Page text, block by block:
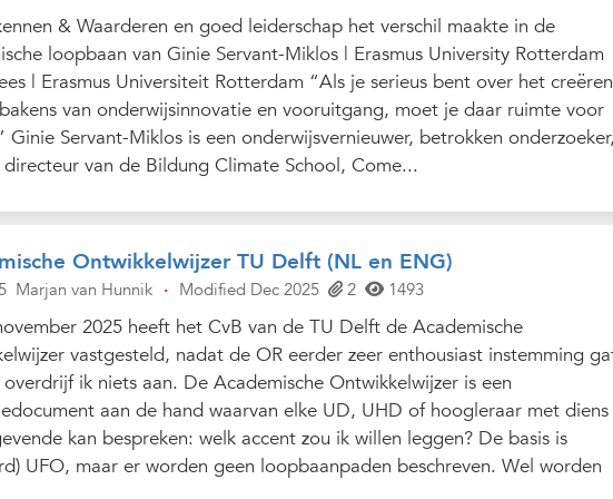
& Waarderen en goed leiderschap het verschil maakte in de
loopbaan van Ginie Servant-Miklos | Erasmus University Rotterdam
| Erasmus Universiteit Rotterdam “Als je serieus bent over het
van onderwijsinnovatie en vooruitgang, moet je daar ruimte voor
Ginie Servant-Miklos is een onderwijsvernieuwer, betrokken
van de Bildung Climate School, Come...
Ontwikkelwijzer TU Delft (NL en ENG)
Marjan van Hunnik · Modified Dec 2025 2 1493
2025 heeft het CvB van de TU Delft de Academische
vastgesteld, nadat de OR eerder zeer enthousiast instemming
ik niets aan. De Academische Ontwikkelwijzer is een
aan de hand waarvan elke UD, UHD of hoogleraar met diens
kan bespreken: welk accent zou ik willen leggen? De basis is
UFO, maar er worden geen loopbaanpaden beschreven. Wel worden